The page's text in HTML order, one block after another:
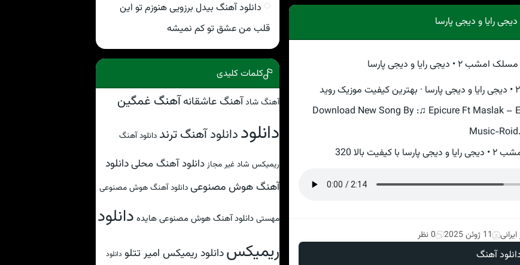
Download New Song By :♫ Epicure Ft Maslak –
Music-
بالا 320
11 ژوئن 2025 0 نظر
آهنگ
دانلود آهنگ بیدل برزویی هنوزم تو این
قلب من عشق تو کم نمیشه
کلمات کلیدی
آهنگ شادآهنگ عاشقانهآهنگ غمگین
دانلوددانلود آهنگ ترند دانلود آهنگ
ریمیکس شاد غیر مجاز دانلود آهنگ محلیدانلود
آهنگ هوش مصنوعی دانلود آهنگ هوش مصنوعی
مهستی دانلود آهنگ هوش مصنوعی هایده دانلود
ریمیکسدانلود ریمیکس امیر تتلو دانلود